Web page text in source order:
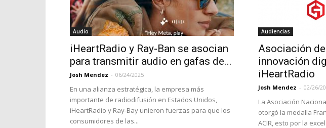
Audio
iHeartRadio y Ray-Ban se asocian
para transmitir audio en gafas de...
Josh Mendez - 06/24/2025
En una alianza estratégica, la empresa más
importante de radiodifusión en Estados Unidos,
iHeartRadio y Ray-Bay unieron fuerzas para que los
consumidores de las...
Audiencias
Asociación
innovación
iHeartRadio
Josh Mendez - 02/26/
La Asociación
otorgó la medalla
ACIR, esto por la